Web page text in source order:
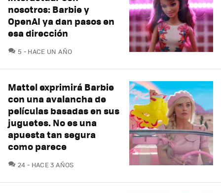
nosotros: Barbie y
OpenAI ya dan pasos en
esa dirección
5 COMENTARIOS
HACE UN AÑO
Mattel exprimirá Barbie
con una avalancha de
películas basadas en sus
juguetes. No es una
apuesta tan segura
como parece
24 COMENTARIOS
HACE 3 AÑOS